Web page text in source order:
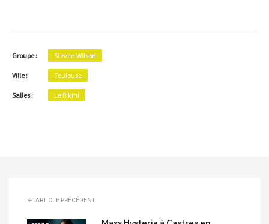
Groupe : Steven Wilson
Ville : Toulouse
Salles : Le Bikini
ARTICLE PRÉCÉDENT